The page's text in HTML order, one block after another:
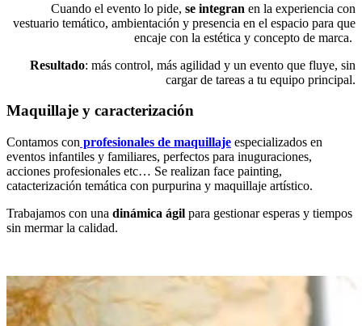
Cuando el evento lo pide, se integran en la experiencia con
vestuario temático, ambientación y presencia en el espacio para que
encaje con la estética y concepto de marca.
Resultado: más control, más agilidad y un evento que fluye, sin
cargar de tareas a tu equipo principal.
Maquillaje y caracterización
Contamos con profesionales de maquillaje especializados en
eventos infantiles y familiares, perfectos para inuguraciones,
acciones profesionales etc… Se realizan face painting,
catacterización temática con purpurina y maquillaje artístico.
Trabajamos con una dinámica ágil para gestionar esperas y tiempos
sin mermar la calidad.